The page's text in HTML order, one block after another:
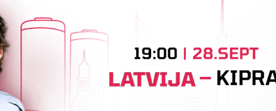
rezerves laukums
čempionāts futbolā Elites grupa U-14 2021, 11. kārta
FS FS METTA
1
rezerves laukums